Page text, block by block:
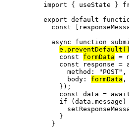
import { useState }
export default
const [
async
function
e . preventDefault
const formData =
const
response =
method:
" POST" ,
body: formData ,
} );
const data =
if (data . message )
}
}